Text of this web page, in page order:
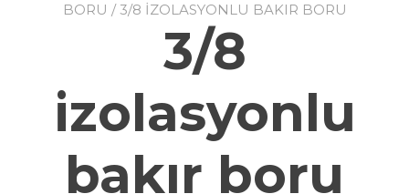
BORU / 3/8 IZOLASYONLU BAKIR BORU
3/8
izolasyonlu
bakır boru